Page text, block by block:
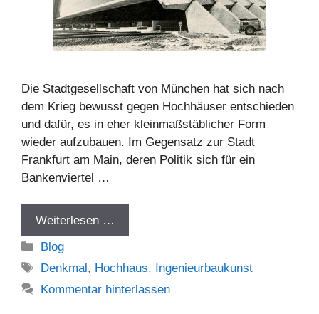
Die Stadtgesellschaft von München hat sich nach
dem Krieg bewusst gegen Hochhäuser entschieden
und dafür, es in eher kleinmaßstäblicher Form
wieder aufzubauen. Im Gegensatz zur Stadt
Frankfurt am Main, deren Politik sich für ein
Bankenviertel …
Weiterlesen …
Kategorien
Blog
Schlagwörter
Denkmal , Hochhaus,
Ingenieurbaukunst
Kommentar hinterlassen